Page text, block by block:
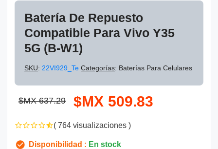
Batería De Repuesto
Compatible Para Vivo Y35
5G (B-W1)
SKU: 22VI929_Te Categorías: Baterías Para Celulares
$MX 637.29 $MX 509.83
( 764 visualizaciones )
Disponibilidad : En stock